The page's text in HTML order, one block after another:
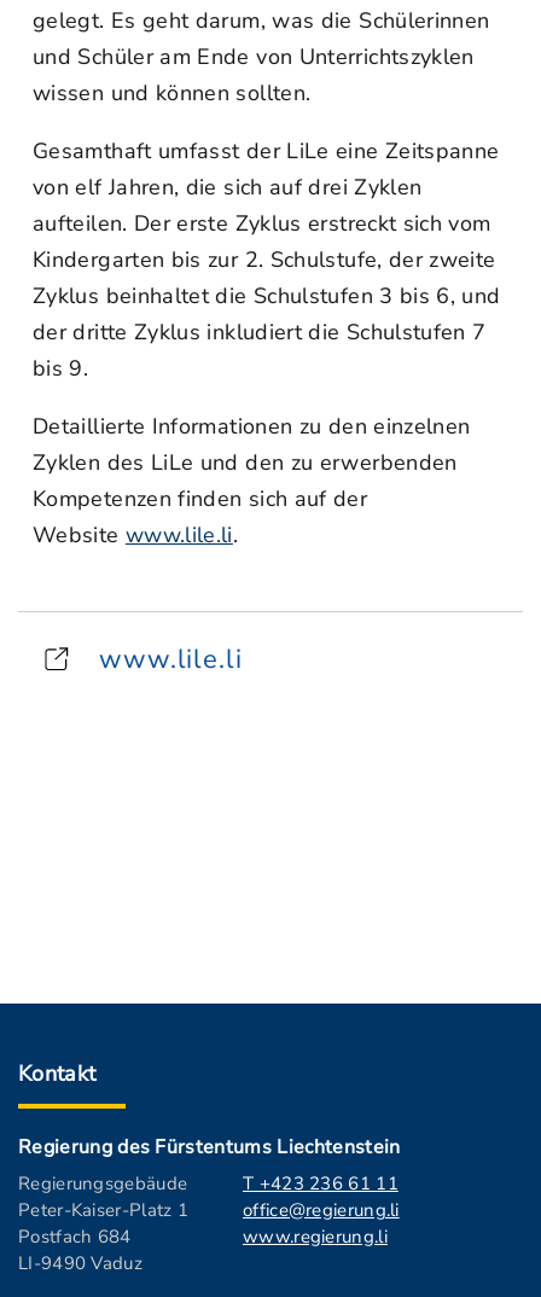
gelegt. Es geht darum, was die Schülerinnen
und Schüler am Ende von Unterrichtszyklen
wissen und können sollten.
Gesamthaft umfasst der LiLe eine Zeitspanne
von elf Jahren, die sich auf drei Zyklen
aufteilen. Der erste Zyklus erstreckt sich vom
Kindergarten bis zur 2. Schulstufe, der zweite
Zyklus beinhaltet die Schulstufen 3 bis 6, und
der dritte Zyklus inkludiert die Schulstufen 7
bis 9.
Detaillierte Informationen zu den einzelnen
Zyklen des LiLe und den zu erwerbenden
Kompetenzen finden sich auf der
Website www.lile.li.
www.lile.li
Kontakt
Regierung des Fürstentums Liechtenstein
Regierungsgebäude
Peter-Kaiser-Platz 1
Postfach 684
LI-9490 Vaduz
T +423 236 61 11
office@regierung.li
www.regierung.li